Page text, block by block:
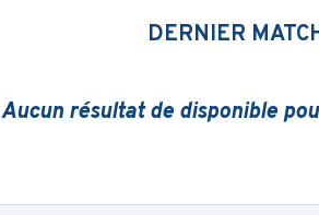
DERNIER
Aucun résultat de disponible